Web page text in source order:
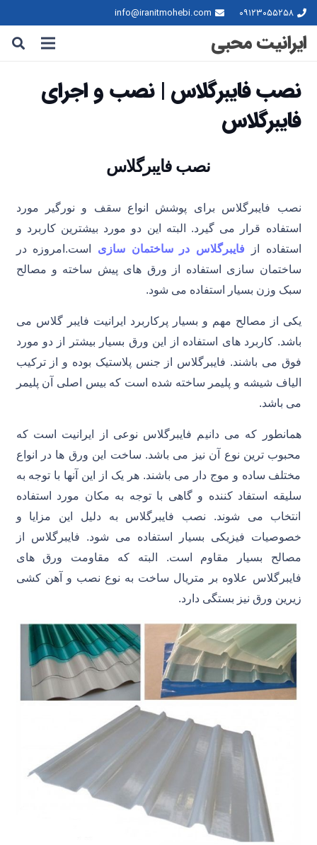
۰۹۱۲۳۰۵۵۲۵۸ info@iranitmohebi.com
ایرانیت محبی
نصب فایبرگلاس | نصب و اجرای
فایبرگلاس
نصب فایبرگلاس
نصب فایبرگلاس برای پوشش انواع سقف و نورگیر مورد
استفاده قرار می گیرد. البته این دو مورد بیشترین کاربرد و
استفاده از فایبرگلاس در ساختمان سازی است.امروزه در
ساختمان سازی استفاده از ورق های پیش ساخته و مصالح
سبک وزن بسیار استفاده می شود.
یکی از مصالح مهم و بسیار پرکاربرد ایرانیت فایبر گلاس می
باشد. کاربرد های استفاده از این ورق بسیار بیشتر از دو مورد
فوق می باشند. فایبرگلاس از جنس پلاستیک بوده و از ترکیب
الیاف شیشه و پلیمر ساخته شده است که بیس اصلی آن پلیمر
می باشد.
همانطور که می دانیم فایبرگلاس نوعی از ایرانیت است که
محبوب ترین نوع آن نیز می باشد. ساخت این ورق ها در انواع
مختلف ساده و موج دار می باشند. هر یک از این آنها با توجه به
سلیقه استفاد کننده و گاهی با توجه به مکان مورد استفاده
انتخاب می شوند. نصب فایبرگلاس به دلیل این مزایا و
خصوصیات فیزیکی بسیار استفاده می شود. فایبرگلاس از
مصالح بسیار مقاوم است. البته که مقاومت ورق های
فایبرگلاس علاوه بر متریال ساخت به نوع نصب و آهن کشی
زیرین ورق نیز بستگی دارد.